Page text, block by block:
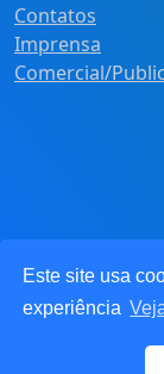
Este site usa
experiência
Contatos
Imprensa
Comercial/